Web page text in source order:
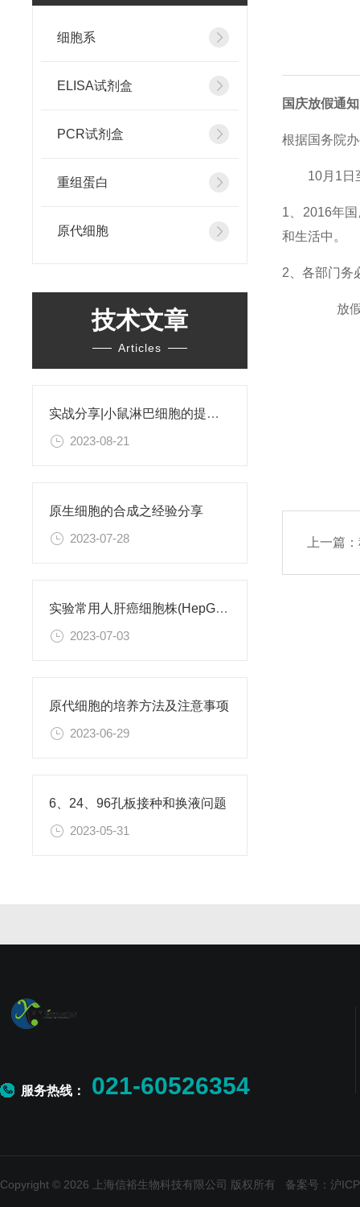
细胞系
ELISA试剂盒
PCR试剂盒
重组蛋白
原代细胞
技术文章
Articles
实战分享|小鼠淋巴细胞的提取和分选之经验小结
2023-08-21
原生细胞的合成之经验分享
2023-07-28
实验常用人肝癌细胞株(HepG2/Hep3B,HuH-7,MHCC97H,PLC/PRF/5)怎么选？
2023-07-03
原代细胞的培养方法及注意事项
2023-06-29
6、24、96孔板接种和换液问题
2023-05-31
国庆放假通知
根据国务院
10月1日至
1、2016年
和生活中。
2、各部门务
放
上一篇：
服务热线： 021-60526354
Copyright © 2026 上海信裕生物科技有限公司 版权所有 备案号：沪